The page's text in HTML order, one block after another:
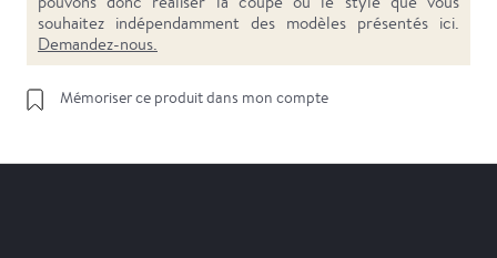
souhaitez indépendamment des modèles présentés ici.
Demandez-nous.
Mémoriser ce produit dans mon compte